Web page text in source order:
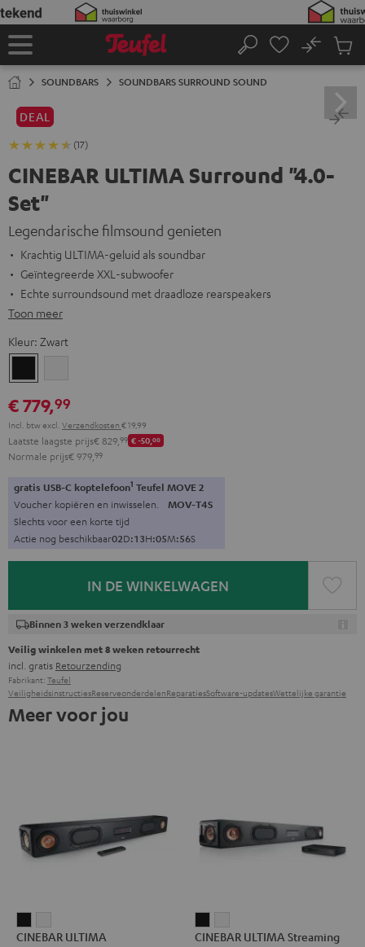
Home
Zoeken
No
SOUNDBARS SOUNDBARS SURROUND SOUND
DEAL
(17)
CINEBAR ULTIMA Surround "4.0-
Set"
Legendarische filmsound genieten
Krachtig ULTIMA-geluid als soundbar
Geïntegreerde XXL-subwoofer
Echte surroundsound met draadloze rearspeakers
Toon meer
Kleur: Zwart
€ 779,99
Incl. btwexcl. Verzendkosten € 19,99
Laatste laagste prijs€ 829, 99 € -50,00
Normale prijs€ 979, 99
gratis USB-C koptelefoon1 Teufel MOVE 2
Voucher kopiëren en inwisselen. MOV-T4S
Slechts voor een korte tijd
Actie nog beschikbaar02D:13H:05M:54S
IN DE WINKELWAGEN
Binnen 3 weken verzendklaar
Veilig winkelen met 8 weken retourrecht
incl. gratis Retourzending
Fabrikant: Teufel
VeiligheidsinstructiesReserveonderdelenReparatiesSoftware-updatesWettelijke garantie
Meer voor jou
ULTIMAULTIMA
CINEBAR ULTIMA
ULTIMAULTIMA
CINEBAR ULTIMA Streaming